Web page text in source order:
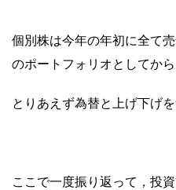
個別株は今年の年初に全て
のポートフォリオとしてから
とりあえず為替と上げ下げ
ここで一度振り返って，投